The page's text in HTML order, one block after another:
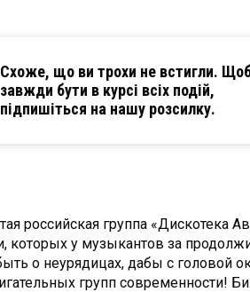
Схоже, що ви трохи не встигли.
завжди бути в курсі всіх подій,
підпишіться на нашу розсилку.
российская группа «Дискотека
у музыкантов за
о неурядицах, дабы с головой
групп современности!